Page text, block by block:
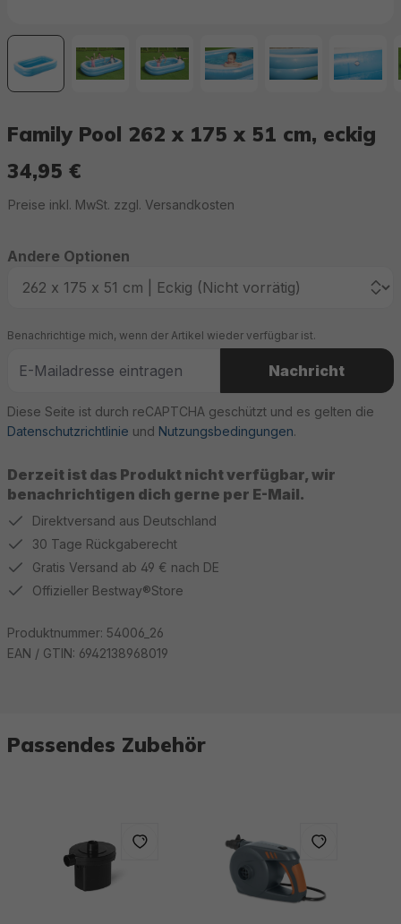
Family Pool 262 x 175 x 51 cm, eckig
34,95 €
Preise inkl. MwSt. zzgl. Versandkosten
Derzeit ist das Produkt nicht verfügbar, wir
benachrichtigen dich gerne per E-Mail.
Andere Optionen
Benachrichtige mich, wenn der Artikel wieder verfügbar ist.
Nachricht
Diese Seite ist durch reCAPTCHA geschützt und es gelten die
Datenschutzrichtlinie und Nutzungsbedingungen.
Direktversand aus Deutschland
30 Tage Rückgaberecht
Gratis Versand ab 49 € nach DE
Offizieller Bestway®Store
Produktnummer: 54006_26
EAN / GTIN: 6942138968019
Passendes Zubehör